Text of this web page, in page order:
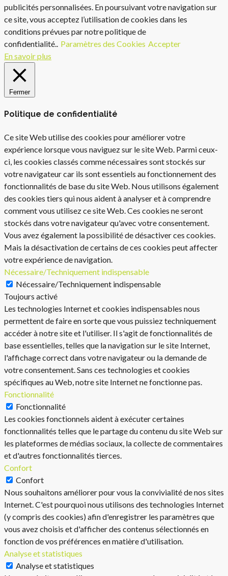
publicités personnalisées. En poursuivant votre navigation sur
ce site, vous acceptez l’utilisation de cookies dans les
conditions prévues par notre politique de
confidentialité..
Paramètres des Cookies Accepter
En savoir plus
Fermer
Politique de confidentialité
Ce site Web utilise des cookies pour améliorer votre
expérience lorsque vous naviguez sur le site Web. Parmi ceux-
ci, les cookies classés comme nécessaires sont stockés sur
votre navigateur car ils sont essentiels au fonctionnement des
fonctionnalités de base du site Web. Nous utilisons également
des cookies tiers qui nous aident à analyser et à comprendre
comment vous utilisez ce site Web. Ces cookies ne seront
stockés dans votre navigateur qu'avec votre consentement.
Vous avez également la possibilité de désactiver ces cookies.
Mais la désactivation de certains de ces cookies peut affecter
votre expérience de navigation.
Nécessaire/Techniquement indispensable
Nécessaire/Techniquement indispensable
Toujours activé
Les technologies Internet et cookies indispensables nous
permettent de faire en sorte que vous puissiez techniquement
accéder à notre site et l'utiliser. Il s'agit de fonctionnalités de
base essentielles, telles que la navigation sur le site Internet,
l'affichage correct dans votre navigateur ou la demande de
votre consentement. Sans ces technologies et cookies
spécifiques au Web, notre site Internet ne fonctionne pas.
Fonctionnalité
Fonctionnalité
Les cookies fonctionnels aident à exécuter certaines
fonctionnalités telles que le partage du contenu du site Web sur
les plateformes de médias sociaux, la collecte de commentaires
et d'autres fonctionnalités tierces.
Confort
Confort
Nous souhaitons améliorer pour vous la convivialité de nos sites
Internet. C'est pourquoi nous utilisons des technologies Internet
(y compris des cookies) afin d'enregistrer les paramètres que
vous avez choisis et d'afficher des contenus sélectionnés en
fonction de vos préférences en matière d'utilisation.
Analyse et statistiques
Analyse et statistiques